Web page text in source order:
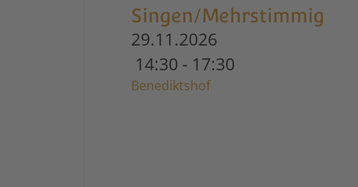
Singen/Mehrstimmig
29.11.2026
14:30 - 17:30
Benediktshof